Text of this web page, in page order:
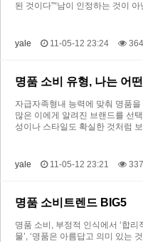
된 것이다”“남이 인정하는 것이
yale 11-05-12 23:24
명품 소비 유형, 나는 어
자급자족형내 능력에 맞춰 명품
많은 이에게 알려진 브랜드를 선
성이나 스타일도 확실한 것처럼
yale 11-05-12 23:21
명품 소비트렌드 BIG5
명품 소비, 부정적 인식에서 ‘합
물’, ‘명품은 아름답고 의미 있는